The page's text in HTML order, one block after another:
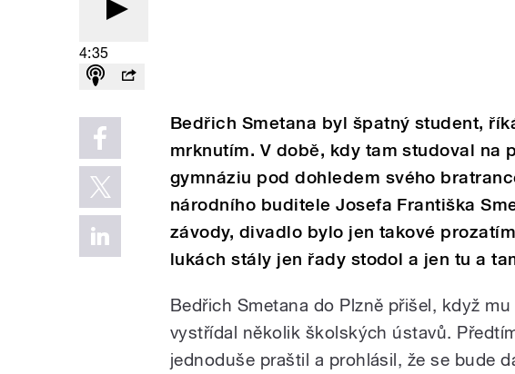
4:35
Bedřich Smetana byl špatný student,
mrknutím. V době, kdy tam studoval na
gymnáziu pod dohledem svého
národního buditele Josefa Františka
závody, divadlo bylo jen takové
lukách stály jen řady stodol a jen tu a
Bedřich Smetana do Plzně přišel, když
vystřídal několik školských ústavů.
jednoduše praštil a prohlásil, že se bude